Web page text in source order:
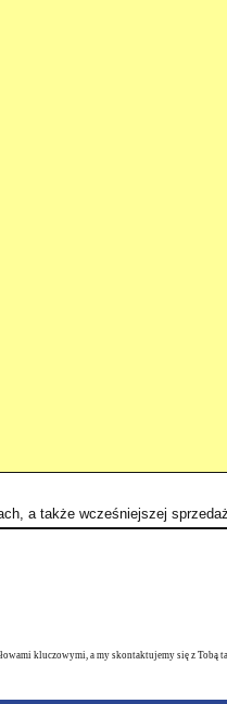
a także wcześniejszej
kluczowymi, a my skontaktujemy się z Tobą